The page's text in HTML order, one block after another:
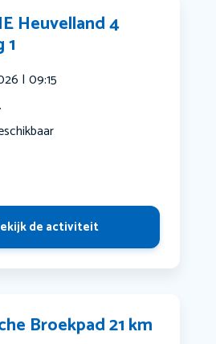
Heuvelland 4
1
| 09:15
de activiteit
Broekpad 21 km